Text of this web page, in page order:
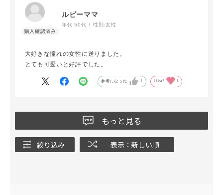
ルビーママ
年代:50代 性別:女性
大好きな憧れの女性に送りました。
とても可愛いと好評でした。
参考になった 1 Like! 1
もっと見る
絞り込み 表示：新しい順